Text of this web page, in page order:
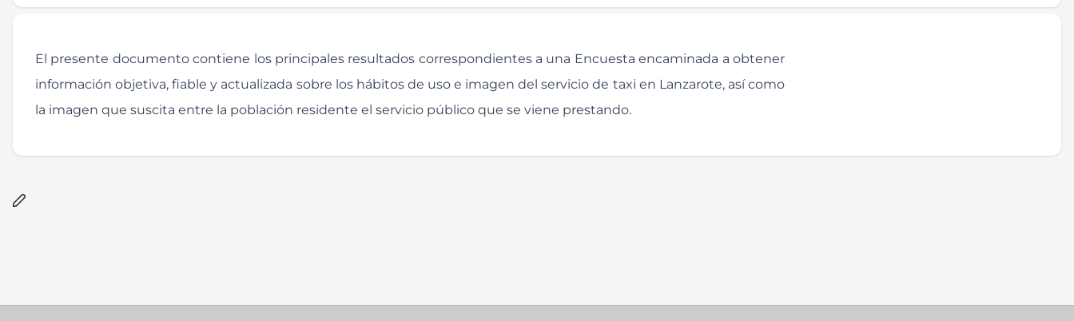
El presente documento contiene los principales resultados correspondientes a una Encuesta encaminada a obtener
información objetiva, fiable y actualizada sobre los hábitos de uso e imagen del servicio de taxi en Lanzarote, así como
la imagen que suscita entre la población residente el servicio público que se viene prestando.